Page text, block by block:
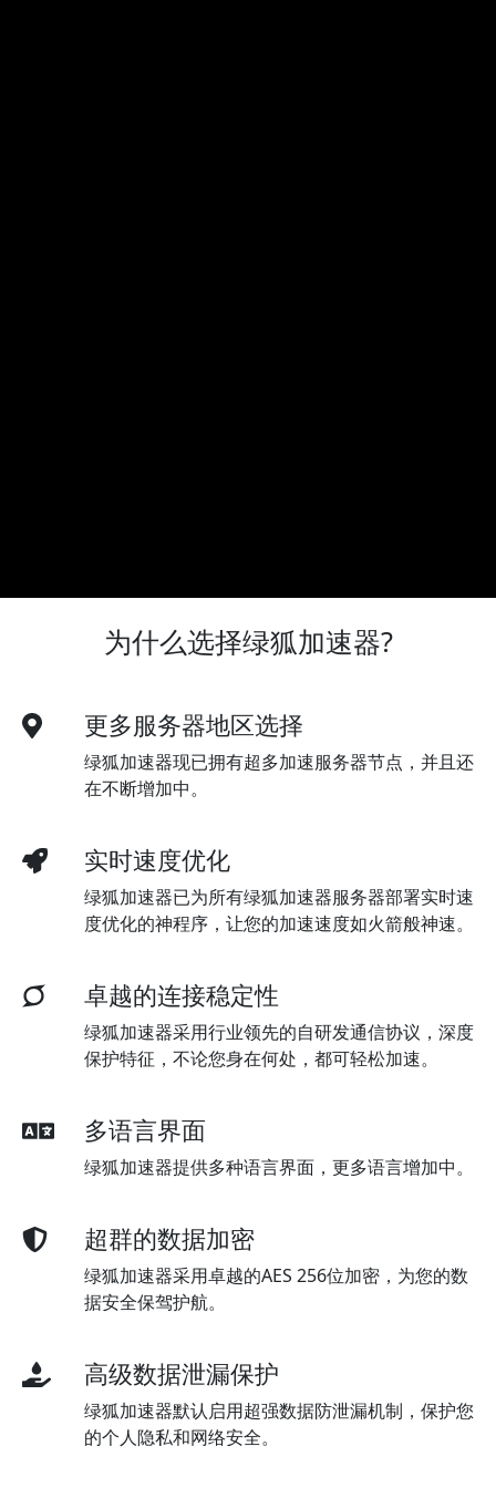
为什么选择绿狐加速器?
更多服务器地区选择
绿狐加速器现已拥有超多加速服务器节点，并且还
在不断增加中。
实时速度优化
绿狐加速器已为所有绿狐加速器服务器部署实时速
度优化的神程序，让您的加速速度如火箭般神速。
卓越的连接稳定性
绿狐加速器采用行业领先的自研发通信协议，深度
保护特征，不论您身在何处，都可轻松加速。
多语言界面
绿狐加速器提供多种语言界面，更多语言增加中。
超群的数据加密
绿狐加速器采用卓越的AES 256位加密，为您的数
据安全保驾护航。
高级数据泄漏保护
绿狐加速器默认启用超强数据防泄漏机制，保护您
的个人隐私和网络安全。